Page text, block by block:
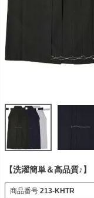
【洗濯簡単＆高品質♪】
商品番号 213-KHTR